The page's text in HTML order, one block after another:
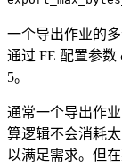
一个导出作业的
通过 FE 配置参数
5。
通常一个导出作
算逻辑不会消耗
以满足需求。但